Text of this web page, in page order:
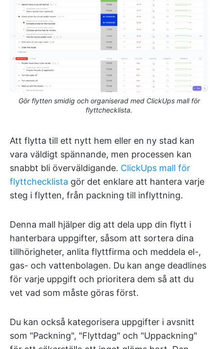
Gör flytten smidig och organiserad med ClickUps mall för
flyttchecklista.
Att flytta till ett nytt hem eller en ny stad kan
vara väldigt spännande, men processen kan
snabbt bli överväldigande. ClickUps mall för
flyttchecklista gör det enklare att hantera varje
steg i flytten, från packning till inflyttning.
Denna mall hjälper dig att dela upp din flytt i
hanterbara uppgifter, såsom att sortera dina
tillhörigheter, anlita flyttfirma och meddela el-,
gas- och vattenbolagen. Du kan ange deadlines
för varje uppgift och prioritera dem så att du
vet vad som måste göras först.
Du kan också kategorisera uppgifter i avsnitt
som "Packning", "Flyttdag" och "Uppackning"